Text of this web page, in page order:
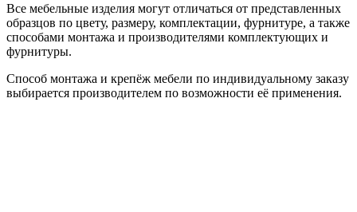
Все мебельные изделия могут отличаться от представленных
образцов по цвету, размеру, комплектации, фурнитуре, а также
способами монтажа и производителями комплектующих и
фурнитуры.
Способ монтажа и крепёж мебели по индивидуальному заказу
выбирается производителем по возможности её применения.